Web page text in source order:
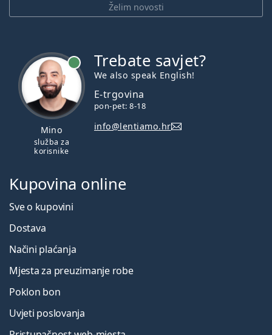
Želim novosti
Mino
služba za
korisnike
Trebate savjet?
We also speak English!
E-trgovina
pon-pet: 8-18
info@lentiamo.hr
Kupovina online
Sve o kupovini
Dostava
Načini plaćanja
Mjesta za preuzimanje robe
Poklon bon
Uvjeti poslovanja